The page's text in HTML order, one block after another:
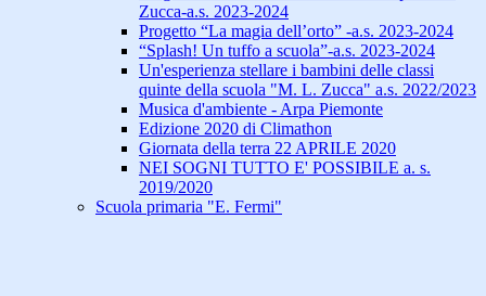
Zucca-a.s. 2023-2024
Progetto “La magia dell’orto” -a.s. 2023-2024
“Splash! Un tuffo a scuola”-a.s. 2023-2024
Un'esperienza stellare i bambini delle classi
quinte della scuola "M. L. Zucca" a.s. 2022/2023
Musica d'ambiente - Arpa Piemonte
Edizione 2020 di Climathon
Giornata della terra 22 APRILE 2020
NEI SOGNI TUTTO E' POSSIBILE a. s.
2019/2020
Scuola primaria "E. Fermi"